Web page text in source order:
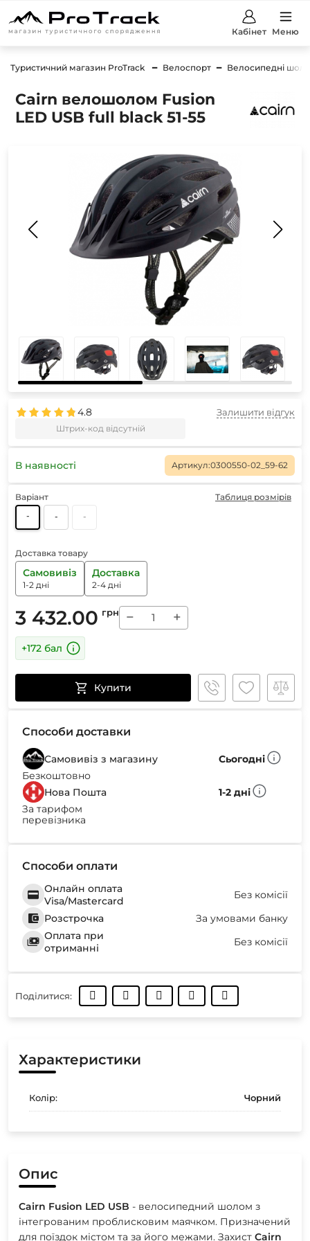
Кабінет Меню
Туристичний магазин ProTrack Велоспорт Велосипедні
Cairn велошолом Fusion
LED USB full black 51-55
4.8
Штрих-код відсутній
Залишити відгук
В наявності Артикул:0300550-02_59-62
Варіант
Таблиця розмірів
-
- -
Доставка товару
Самовивіз
1-2 дні
Доставка
2-4 дні
3 432.00 грн − +
+172 бал
Купити
Способи доставки
Самовивіз з магазину
Сьогодні
Безкоштовно
Нова Пошта
1-2 дні
За тарифом
перевізника
Способи оплати
Онлайн оплата
Visa/Mastercard
Без комісії
Розстрочка
За умовами банку
Оплата при
отриманні
Без комісії
Поділитися:
Характеристики
Колір: Чорний
Опис
Cairn Fusion LED USB - велосипедний шолом з
інтегрованим проблисковим маячком. Призначений
для поїздок містом та за його межами. Захист Cairn